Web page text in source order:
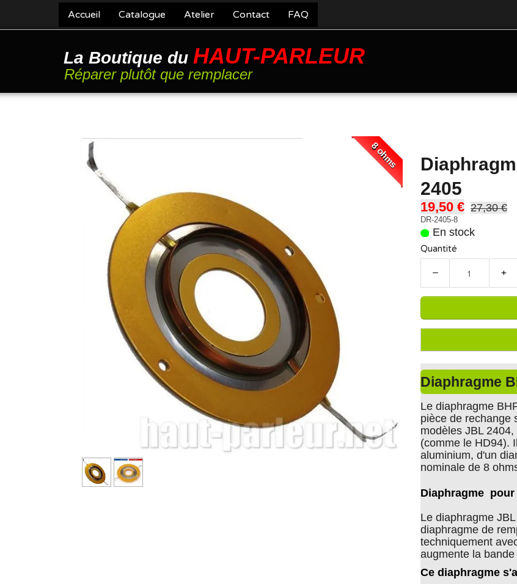
Accueil Catalogue Atelier Contact FAQ
La Boutique du HAUT-PARLEUR
Réparer plutôt que remplacer
8 ohms
2405
19,50 € 27,30 €
DR-2405-8
En stock
Quantité
− +
Diaphragme
Le diaphragme
pièce de rechange
modèles JBL
(comme le HD94).
aluminium, d'un
nominale de 8
Diaphragme
Le diaphragme
diaphragme de
techniquement
augmente la
Ce diaphragme